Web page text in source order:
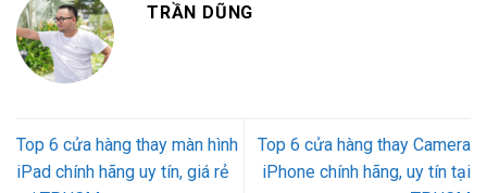
TRẦN DŨNG
Top 6 cửa hàng thay màn hình
iPad chính hãng uy tín, giá rẻ
Top 6 cửa hàng thay Camera
iPhone chính hãng, uy tín tại